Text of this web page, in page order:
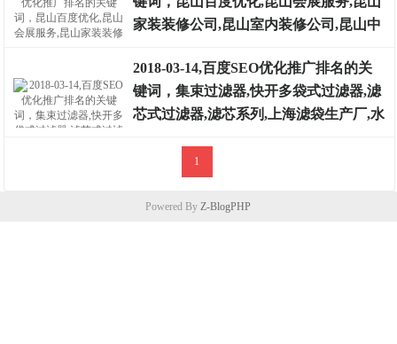
排名案例
排名案例
家装装修公司,昆山室内装修公司,昆山中
2018-03-14,百度SEO优化推广排名的关
键词，集束过滤器,快开多袋式过滤器,滤
芯式过滤器,滤芯系列,上海滤袋生产厂,水
1
Powered ByZ-BlogPHP